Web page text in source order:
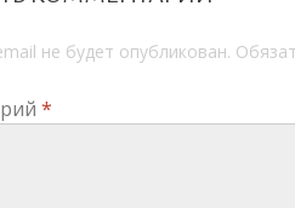
не будет опубликован.
*